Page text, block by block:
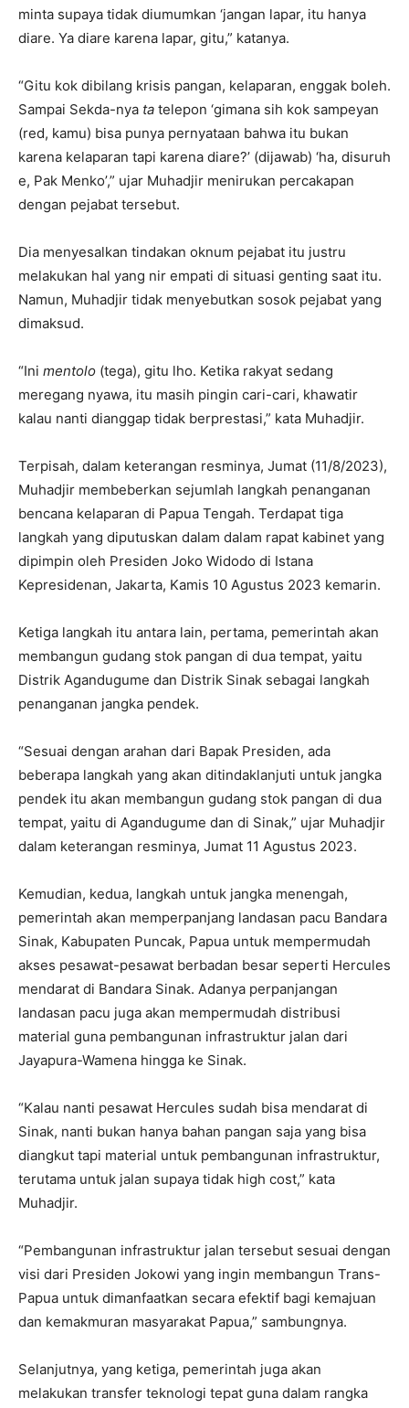
minta supaya tidak diumumkan ‘jangan lapar, itu hanya
diare. Ya diare karena lapar, gitu,” katanya.
“Gitu kok dibilang krisis pangan, kelaparan, enggak boleh.
Sampai Sekda-nya ta telepon ‘gimana sih kok sampeyan
(red, kamu) bisa punya pernyataan bahwa itu bukan
karena kelaparan tapi karena diare?’ (dijawab) ‘ha, disuruh
e, Pak Menko’,” ujar Muhadjir menirukan percakapan
dengan pejabat tersebut.
Dia menyesalkan tindakan oknum pejabat itu justru
melakukan hal yang nir empati di situasi genting saat itu.
Namun, Muhadjir tidak menyebutkan sosok pejabat yang
dimaksud.
“Ini mentolo (tega), gitu lho. Ketika rakyat sedang
meregang nyawa, itu masih pingin cari-cari, khawatir
kalau nanti dianggap tidak berprestasi,” kata Muhadjir.
Terpisah, dalam keterangan resminya, Jumat (11/8/2023),
Muhadjir membeberkan sejumlah langkah penanganan
bencana kelaparan di Papua Tengah. Terdapat tiga
langkah yang diputuskan dalam dalam rapat kabinet yang
dipimpin oleh Presiden Joko Widodo di Istana
Kepresidenan, Jakarta, Kamis 10 Agustus 2023 kemarin.
Ketiga langkah itu antara lain, pertama, pemerintah akan
membangun gudang stok pangan di dua tempat, yaitu
Distrik Agandugume dan Distrik Sinak sebagai langkah
penanganan jangka pendek.
“Sesuai dengan arahan dari Bapak Presiden, ada
beberapa langkah yang akan ditindaklanjuti untuk jangka
pendek itu akan membangun gudang stok pangan di dua
tempat, yaitu di Agandugume dan di Sinak,” ujar Muhadjir
dalam keterangan resminya, Jumat 11 Agustus 2023.
Kemudian, kedua, langkah untuk jangka menengah,
pemerintah akan memperpanjang landasan pacu Bandara
Sinak, Kabupaten Puncak, Papua untuk mempermudah
akses pesawat-pesawat berbadan besar seperti Hercules
mendarat di Bandara Sinak. Adanya perpanjangan
landasan pacu juga akan mempermudah distribusi
material guna pembangunan infrastruktur jalan dari
Jayapura-Wamena hingga ke Sinak.
“Kalau nanti pesawat Hercules sudah bisa mendarat di
Sinak, nanti bukan hanya bahan pangan saja yang bisa
diangkut tapi material untuk pembangunan infrastruktur,
terutama untuk jalan supaya tidak high cost,” kata
Muhadjir.
“Pembangunan infrastruktur jalan tersebut sesuai dengan
visi dari Presiden Jokowi yang ingin membangun Trans-
Papua untuk dimanfaatkan secara efektif bagi kemajuan
dan kemakmuran masyarakat Papua,” sambungnya.
Selanjutnya, yang ketiga, pemerintah juga akan
melakukan transfer teknologi tepat guna dalam rangka